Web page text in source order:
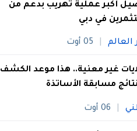
أكبر عملية تهريب بدعم من
في دبي
العالم 05 أوت
غير معنية.. هذا موعد الكشف
مسابقة الأساتذة
06 أوت